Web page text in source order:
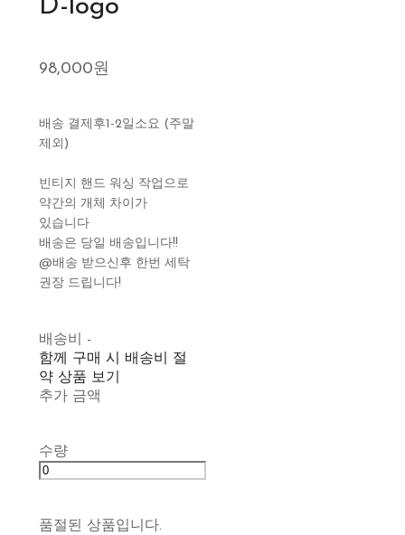
D-logo
98,000원
배송 결제후1-2일소요 (주말
제외)
빈티지 핸드 워싱 작업으로
약간의 개체 차이가
있습니다
배송은 당일 배송입니다!!
@배송 받으신후 한번 세탁
권장 드립니다!
배송비 -
함께 구매 시 배송비 절
약 상품 보기
추가 금액
수량
품절된 상품입니다.